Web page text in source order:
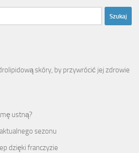
skóry, by przywrócić jej zdrowie
ustną?
sezonu
dzięki franczyzie